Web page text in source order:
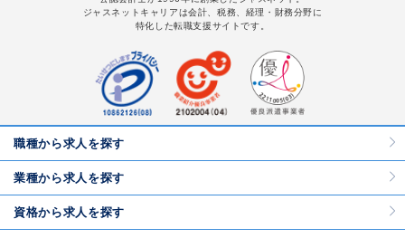
ジャスネットキャリアは会計、税務、経理・財務分野に
特化した転職支援サイトです。
職種から求人を探す
業種から求人を探す
資格から求人を探す